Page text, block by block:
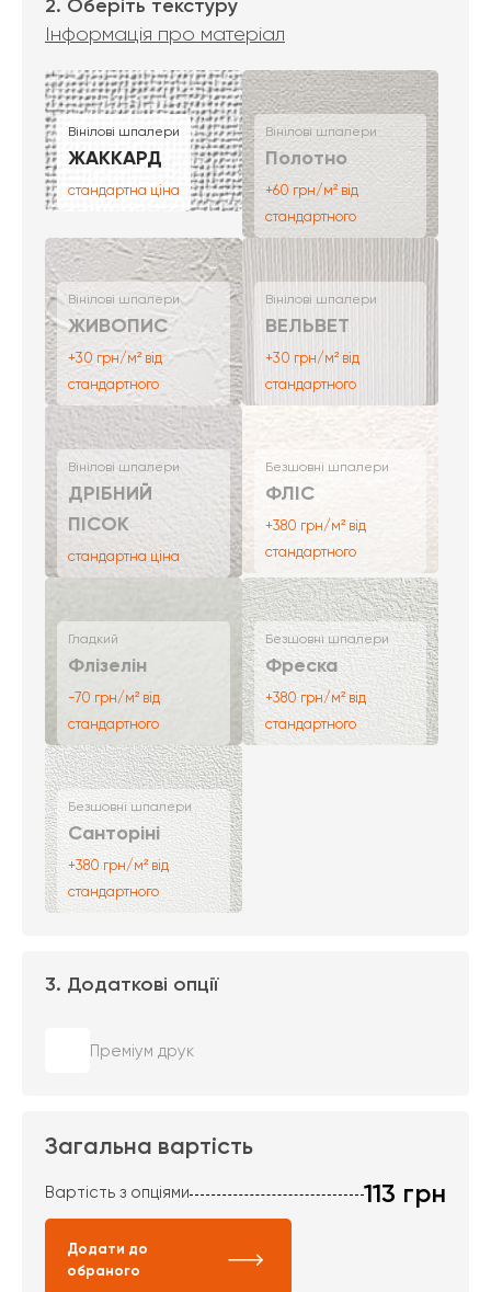
2. Оберіть текстуру
Інформація про матеріал
Вінілові шпалери
ЖАККАРД
стандартна ціна
Вінілові шпалери
Полотно
+60 грн/м² від
стандартного
Вінілові шпалери
ЖИВОПИС
+30 грн/м² від
стандартного
Вінілові шпалери
ВЕЛЬВЕТ
+30 грн/м² від
стандартного
Вінілові шпалери
ДРІБНИЙ
ПІСОК
стандартна ціна
Безшовні шпалери
ФЛІС
+380 грн/м² від
стандартного
Гладкий
Флізелін
-70 грн/м² від
стандартного
Безшовні шпалери
Фреска
+380 грн/м² від
стандартного
Безшовні шпалери
Санторіні
+380 грн/м² від
стандартного
3. Додаткові опції
Преміум друк
Загальна вартість
Вартість з опціями 113 грн
Додати до
обраного